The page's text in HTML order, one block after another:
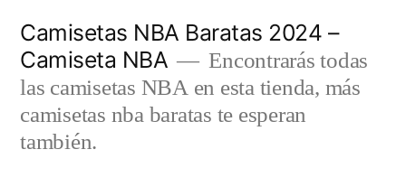
contenido
Camisetas NBA Baratas 2024 –
Camiseta NBA
Encontrarás todas
las camisetas NBA en esta tienda, más
camisetas nba baratas te esperan
también.